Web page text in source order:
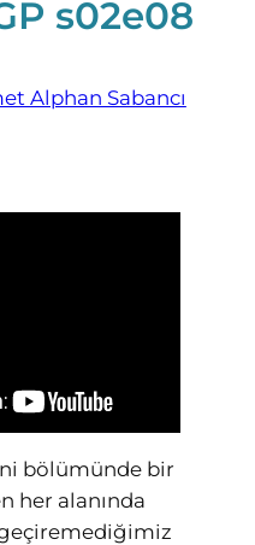
s02e08
Alphan Sabancı
bölümünde bir
her alanında